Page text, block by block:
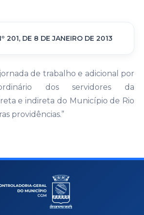
201, DE 8 DE JANEIRO DE 2013
de trabalho e adicional por
dos servidores da
e indireta do Município de Rio
providências.”